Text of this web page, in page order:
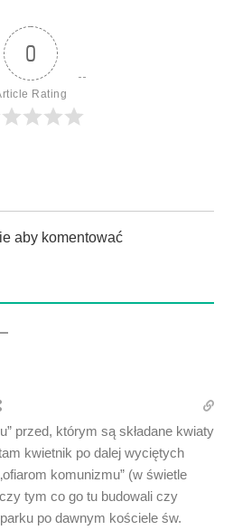
0
Rating
aby komentować
przed, którym są składane kwiaty
kwietnik po dalej wyciętych
komunizmu” (w świetle
tym co go tu budowali czy
po dawnym kościele św.